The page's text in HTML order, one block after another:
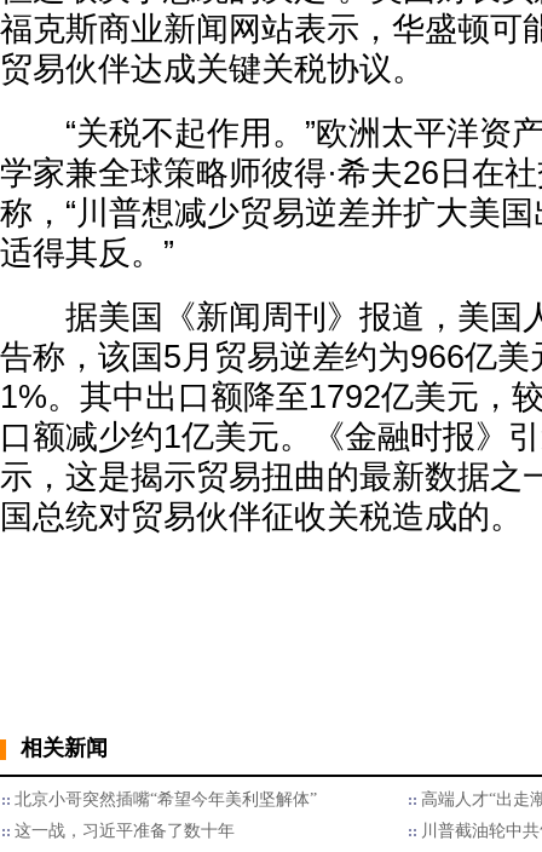
福克斯商业新闻网站表示，华盛顿可
贸易伙伴达成关键关税协议。
“关税不起作用。”欧洲太平洋资
学家兼全球策略师彼得·希夫26日在
称，“川普想减少贸易逆差并扩大美
适得其反。”
据美国《新闻周刊》报道，美国
告称，该国5月贸易逆差约为966亿
1%。其中出口额降至1792亿美元，
口额减少约1亿美元。《金融时报》
示，这是揭示贸易扭曲的最新数据之
国总统对贸易伙伴征收关税造成的。
相关新闻
北京小哥突然插嘴“希望今年美利坚解体”
高端人才“出走
这一战，习近平准备了数十年
川普截油轮中